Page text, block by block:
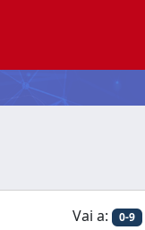
Vai a: 0-9